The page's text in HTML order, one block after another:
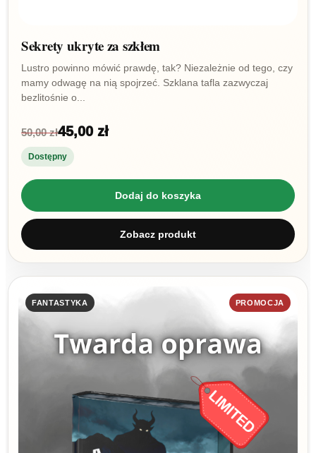
Sekrety ukryte za szkłem
Lustro powinno mówić prawdę, tak? Niezależnie od tego, czy
mamy odwagę na nią spojrzeć. Szklana tafla zazwyczaj
bezlitośnie o...
50,00 zł45,00 zł
Dostępny
Dodaj do koszyka
Zobacz produkt
FANTASTYKA PROMOCJA